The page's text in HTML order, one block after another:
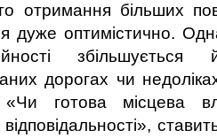
отримання більших
дуже оптимістично.
збільшується й
дорогах чи
«Чи готова